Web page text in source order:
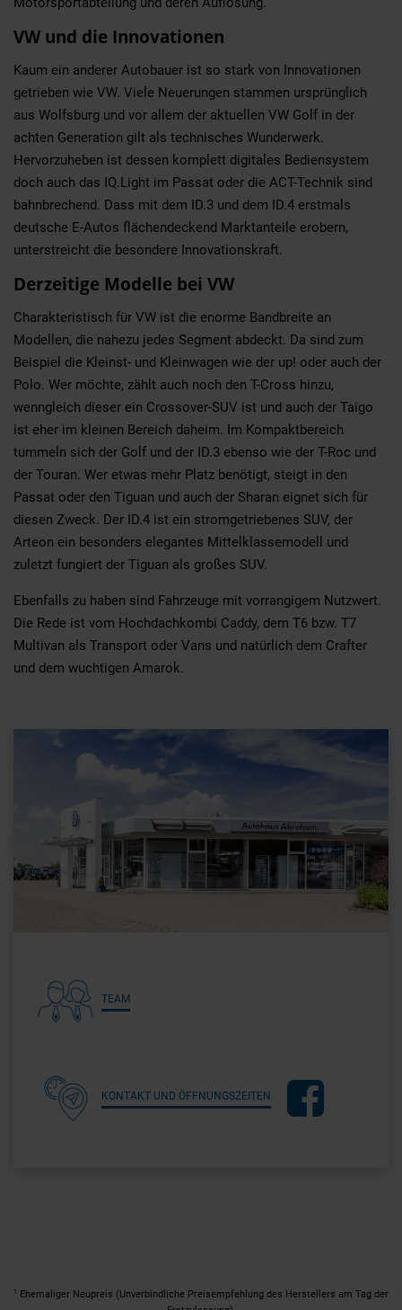
VW und die Innovationen
Kaum ein anderer Autobauer ist so stark von Innovationen
getrieben wie VW. Viele Neuerungen stammen ursprünglich
aus Wolfsburg und vor allem der aktuellen VW Golf in der
achten Generation gilt als technisches Wunderwerk.
Hervorzuheben ist dessen komplett digitales Bediensystem
doch auch das IQ.Light im Passat oder die ACT-Technik sind
bahnbrechend. Dass mit dem ID.3 und dem ID.4 erstmals
deutsche E-Autos flächendeckend Marktanteile erobern,
unterstreicht die besondere Innovationskraft.
Derzeitige Modelle bei VW
Charakteristisch für VW ist die enorme Bandbreite an
Modellen, die nahezu jedes Segment abdeckt. Da sind zum
Beispiel die Kleinst- und Kleinwagen wie der up! oder auch der
Polo. Wer möchte, zählt auch noch den T-Cross hinzu,
wenngleich dieser ein Crossover-SUV ist und auch der Taigo
ist eher im kleinen Bereich daheim. Im Kompaktbereich
tummeln sich der Golf und der ID.3 ebenso wie der T-Roc und
der Touran. Wer etwas mehr Platz benötigt, steigt in den
Passat oder den Tiguan und auch der Sharan eignet sich für
diesen Zweck. Der ID.4 ist ein stromgetriebenes SUV, der
Arteon ein besonders elegantes Mittelklassemodell und
zuletzt fungiert der Tiguan als großes SUV.
Ebenfalls zu haben sind Fahrzeuge mit vorrangigem Nutzwert.
Die Rede ist vom Hochdachkombi Caddy, dem T6 bzw. T7
Multivan als Transport oder Vans und natürlich dem Crafter
und dem wuchtigen Amarok.
TEAM
KONTAKT UND ÖFFNUNGSZEITEN
1
Ehemaliger Neupreis (Unverbindliche Preisempfehlung des Herstellers am Tag der